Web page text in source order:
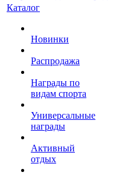
Каталог
Новинки
Распродажа
Награды по
видам спорта
Универсальные
награды
Активный
отдых